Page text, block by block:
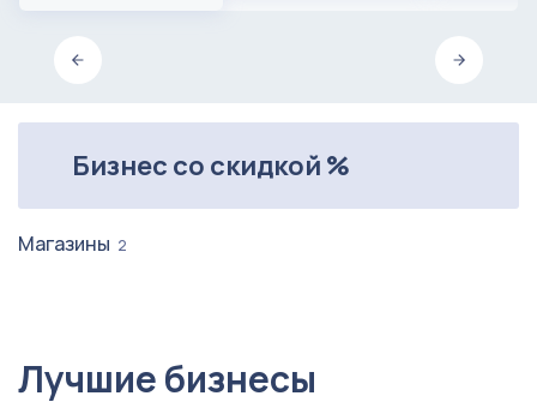
Бизнес со скидкой %
Магазины 2
Лучшие бизнесы